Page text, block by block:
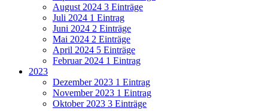
August 2024 3 Einträge
Juli 2024 1 Eintrag
Juni 2024 2 Einträge
Mai 2024 2 Einträge
April 2024 5 Einträge
Februar 2024 1 Eintrag
2023
Dezember 2023 1 Eintrag
November 2023 1 Eintrag
Oktober 2023 3 Einträge